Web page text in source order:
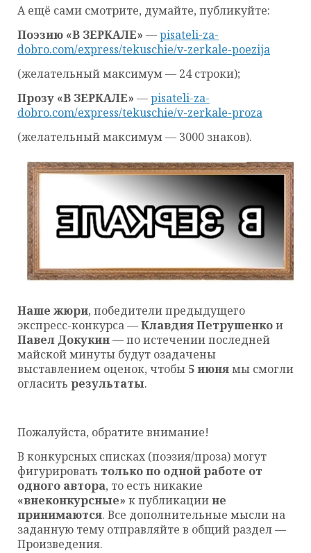
А ещё сами смотрите, думайте, публикуйте:
Поэзию «В ЗЕРКАЛЕ» —pisateli-za-
dobro.com/express/tekuschie/v-zerkale-poezija
(желательный максимум — 24 строки);
Прозу «В ЗЕРКАЛЕ» —pisateli-za-
dobro.com/express/tekuschie/v-zerkale-proza
(желательный максимум — 3000 знаков).
Наше жюри, победители предыдущего
экспресс-конкурса —Клавдия Петрушенкои
Павел Докукин— по истечении последней
майской минуты будут озадачены
выставлением оценок, чтобы 5 июнямы смогли
огласить результаты.
Пожалуйста, обратите внимание!
В конкурсных списках (поэзия/проза) могут
фигурировать только по одной работе от
одного автора, то есть никакие
«внеконкурсные» к публикациине
принимаются. Все дополнительные мысли на
заданную тему отправляйте в общий раздел —
Произведения.